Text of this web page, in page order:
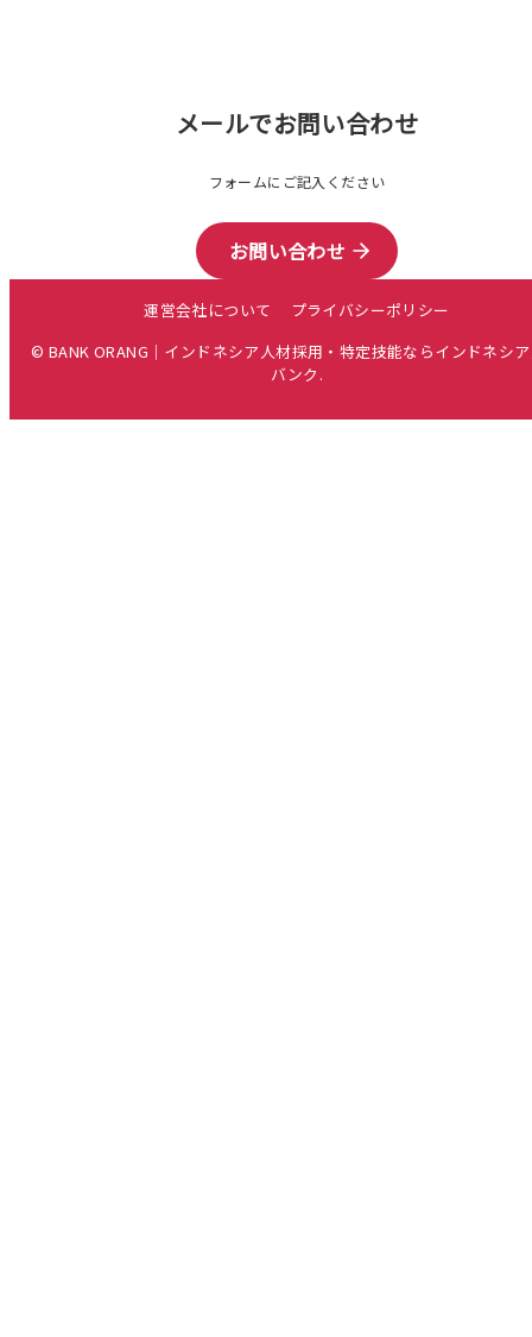
メールでお問い合わせ
フォームにご記入ください
お問い合わせ
運営会社について
プライバシーポリシー
© BANK ORANG｜インドネシア人材採用・特定技能ならインドネシ
バンク.